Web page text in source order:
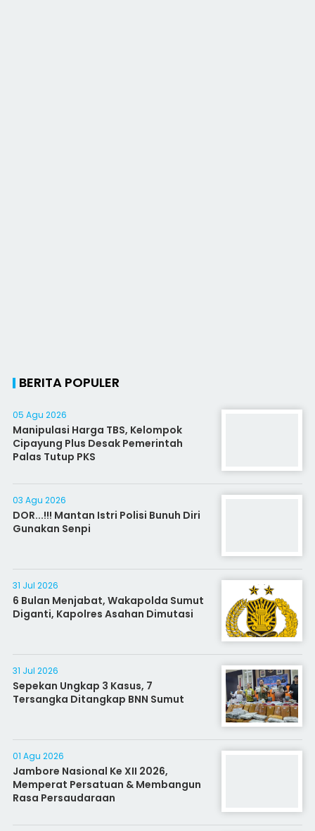
BERITA POPULER
05 Agu 2026
Manipulasi Harga TBS, Kelompok
Cipayung Plus Desak Pemerintah
Palas Tutup PKS
03 Agu 2026
DOR...!!! Mantan Istri Polisi Bunuh Diri
Gunakan Senpi
31 Jul 2026
6 Bulan Menjabat, Wakapolda Sumut
Diganti, Kapolres Asahan Dimutasi
31 Jul 2026
Sepekan Ungkap 3 Kasus, 7
Tersangka Ditangkap BNN Sumut
01 Agu 2026
Jambore Nasional Ke XII 2026,
Memperat Persatuan & Membangun
Rasa Persaudaraan